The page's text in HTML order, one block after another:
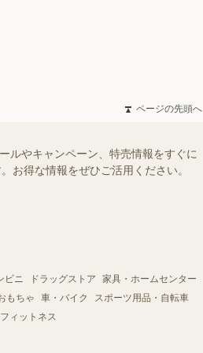
ページの先頭へ
ルやキャンペーン、特売情報をすぐに
お得な情報をぜひご活用ください。
ビニ ドラッグストア
家具・ホームセンター
もちゃ
車・バイク
スポーツ用品・自転車
ィットネス